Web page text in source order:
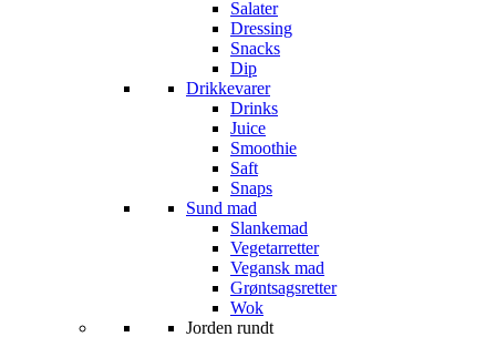
Salater
Dressing
Snacks
Dip
Drikkevarer
Drinks
Juice
Smoothie
Saft
Snaps
Sund mad
Slankemad
Vegetarretter
Vegansk mad
Grøntsagsretter
Wok
Jorden rundt